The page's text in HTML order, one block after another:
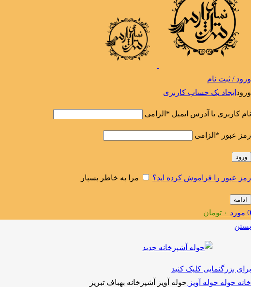
ورود / ثبت نام
ورود ایجاد یک حساب کاربری
نام کاربری یا آدرس ایمیل * الزامی
رمز عبور * الزامی
ورود
رمز عبور را فراموش کرده اید؟ مرا به خاطر بسپار
ادامه
0 مورد ۰ تومان
بستن
برای بزرگنمایی کلیک کنید
خانه حوله حوله آویز حوله آویز آشپزخانه بهباف تبریز